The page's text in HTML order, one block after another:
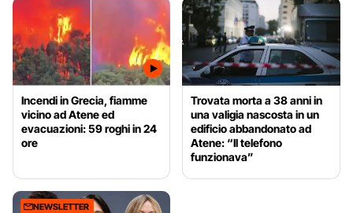
Incendi in Grecia, fiamme
vicino ad Atene ed
evacuazioni: 59 roghi in 24
ore
Trovata morta a 38 anni in
una valigia nascosta in un
edificio abbandonato ad
Atene: “Il telefono
funzionava”
NEWSLETTER